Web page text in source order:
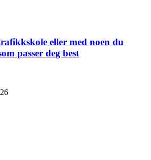
eller med noen du
passer deg best